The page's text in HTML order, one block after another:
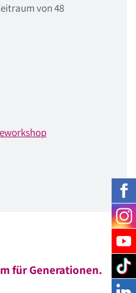
von 48
für Generationen.